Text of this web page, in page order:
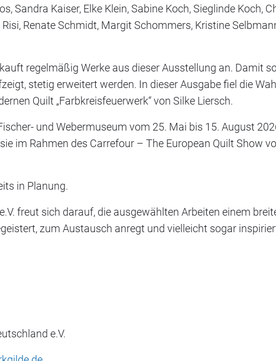
Sandra Kaiser, Elke Klein, Sabine Koch, Sieglinde Koch,
Renate Schmidt, Margit Schommers, Kristine
regelmäßig Werke aus dieser Ausstellung an. Damit
stetig erweitert werden. In dieser Ausgabe fiel die
Quilt „Farbkreisfeuerwerk“ von Silke Liersch.
und Webermuseum vom 25. Mai bis 15. August
im Rahmen des Carrefour – The European Quilt Show
in Planung.
freut sich darauf, die ausgewählten Arbeiten einem
zum Austausch anregt und vielleicht sogar
e.V.